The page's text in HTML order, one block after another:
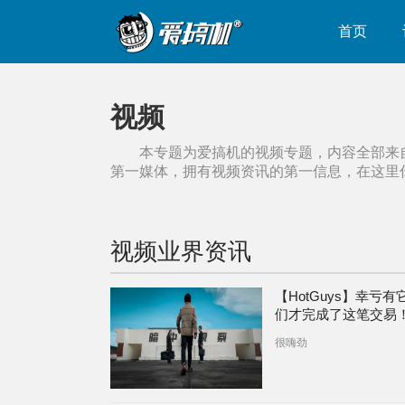
首页
视频
本专题为爱搞机的视频专题，内容全部来
第一媒体，拥有视频资讯的第一信息，在这
视频业界资讯
【HotGuys】幸亏有
们才完成了这笔交易
很嗨劲